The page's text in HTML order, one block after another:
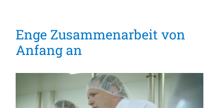
Enge Zusammenarbeit von
Anfang an